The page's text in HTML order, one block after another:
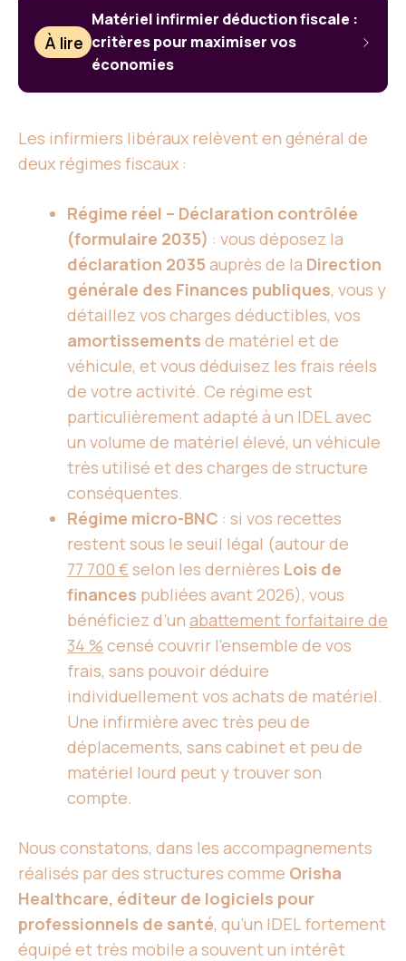
À lire
Matériel infirmier déduction fiscale :
critères pour maximiser vos
économies
Les infirmiers libéraux relèvent en général de
deux régimes fiscaux :
Régime réel – Déclaration contrôlée
(formulaire 2035) : vous déposez la
déclaration 2035auprès de la Direction
générale des Finances publiques, vous y
détaillez vos charges déductibles, vos
amortissements de matériel et de
véhicule, et vous déduisez les frais réels
de votre activité. Ce régime est
particulièrement adapté à un IDEL avec
un volume de matériel élevé, un véhicule
très utilisé et des charges de structure
conséquentes.
Régime micro-BNC : si vos recettes
restent sous le seuil légal (autour de
77 700 €selon les dernières Lois de
finances publiées avant 2026), vous
bénéficiez d’un abattement forfaitaire de
34 % censé couvrir l’ensemble de vos
frais, sans pouvoir déduire
individuellement vos achats de matériel.
Une infirmière avec très peu de
déplacements, sans cabinet et peu de
matériel lourd peut y trouver son
compte.
Nous constatons, dans les accompagnements
réalisés par des structures comme Orisha
Healthcare, éditeur de logiciels pour
professionnels de santé, qu’un IDEL fortement
équipé et très mobile a souvent un intérêt